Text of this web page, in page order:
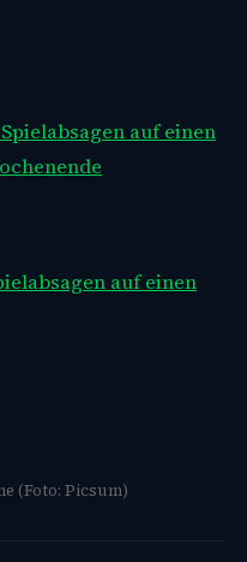
auf einen
(Foto: Picsum)